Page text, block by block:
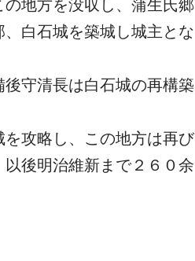
地方を没収し、蒲生氏郷
白石城を築城し城主とな
守清長は白石城の再構築
攻略し、この地方は再び
後明治維新まで２６０余